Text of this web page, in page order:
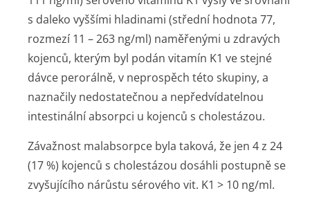
s daleko vyššími hladinami (střední hodnota 77,
rozmezí 11 – 263 ng/ml) naměřenými u zdravých
kojenců, kterým byl podán vitamín K1 ve stejné
dávce perorálně, v neprospěch této skupiny, a
naznačily nedostatečnou a nepředvídatelnou
intestinální absorpci u kojenců s cholestázou.
Závažnost malabsorpce byla taková, že jen 4 z 24
(17 %) kojenců s cholestázou dosáhli postupně se
zvyšujícího nárůstu sérového vit. K1 > 10 ng/ml.